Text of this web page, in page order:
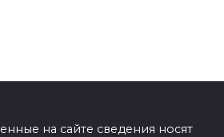
на сайте сведения носят